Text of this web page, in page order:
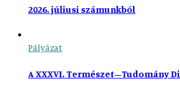
2026. júliusi számunkból
Pályázat
A XXXVI. Természet–Tudomány